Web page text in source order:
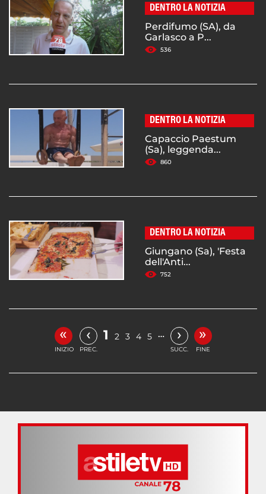
DENTRO LA NOTIZIA
Perdifumo (SA), da
Garlasco a P...
536
DENTRO LA NOTIZIA
Capaccio Paestum
(Sa), leggenda...
860
DENTRO LA NOTIZIA
Giungano (Sa), 'Festa
dell'Anti...
752
«
INIZIO
‹
PREC.
1 2 3 4 5 … ›
SUCC.
»
FINE